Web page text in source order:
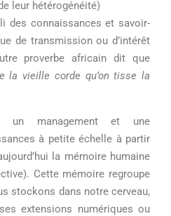
leur hétérogénéité)
des connaissances et savoir-
de transmission ou d’intérêt
proverbe africain dit que
la vieille corde qu’on tisse la
un management et une
à petite échelle à partir
la mémoire humaine
Cette mémoire regroupe
stockons dans notre cerveau,
extensions numériques ou